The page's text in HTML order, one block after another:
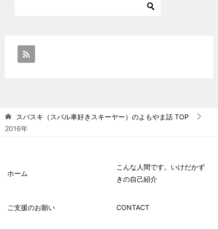
スバスキ（スバル車好きスキーヤー）のよもやま話 TOP
2016年
ホーム
こんな人間です。いけだかず
きの自己紹介
ご支援のお願い CONTACT